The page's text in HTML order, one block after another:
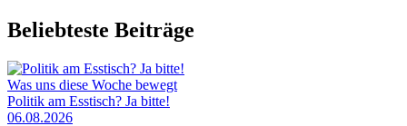
Beliebteste Beiträge
Was uns diese Woche bewegt
Politik am Esstisch? Ja bitte!
06.08.2026